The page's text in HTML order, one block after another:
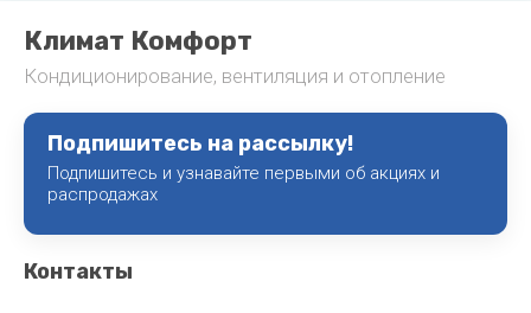
Климат Комфорт
Кондиционирование, вентиляция и отопление
Подпишитесь на рассылку!
Подпишитесь и узнавайте первыми об акциях и
распродажах
Контакты